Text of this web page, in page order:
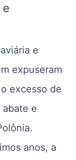
e
e
expuseram
excesso de
e
anos, a